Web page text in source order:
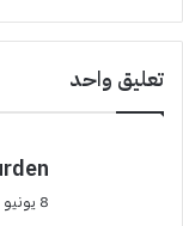
تعليق واحد
ي
8 يونيو 2016 الساعة 12:47 م